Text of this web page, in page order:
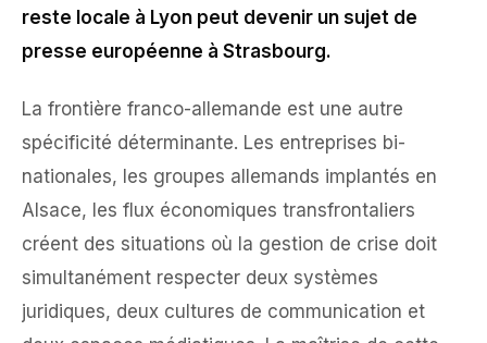
reste locale à Lyon peut devenir un sujet de
presse européenne à Strasbourg.
La frontière franco-allemande est une autre
spécificité déterminante. Les entreprises bi-
nationales, les groupes allemands implantés en
Alsace, les flux économiques transfrontaliers
créent des situations où la gestion de crise doit
simultanément respecter deux systèmes
juridiques, deux cultures de communication et